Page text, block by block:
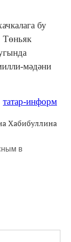
бу
Төньяк
мәдәни
татар-информ
Хабибуллина
в